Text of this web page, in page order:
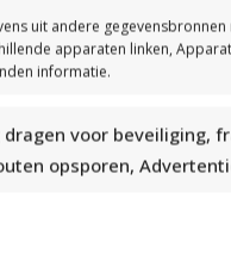
uit andere
apparaten linken,
informatie.
dragen voor beveiliging,
opsporen,
Ribbelsteek